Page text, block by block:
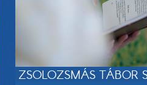
ZSOLOZSMÁS TÁBOR